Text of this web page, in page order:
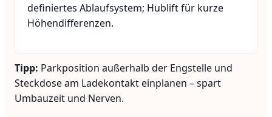
definiertes Ablaufsystem; Hublift für kurze
Höhendifferenzen.
Tipp: Parkposition außerhalb der Engstelle und
Steckdose am Ladekontakt einplanen – spart
Umbauzeit und Nerven.